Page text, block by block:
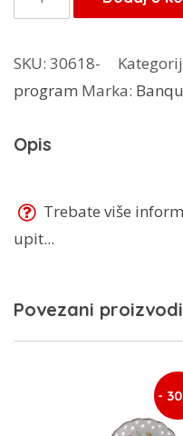
12,00
20
65131156
količina
SKU: 30618-
program Marka:
Opis
Trebate više
upit...
Povezani proizvodi
-